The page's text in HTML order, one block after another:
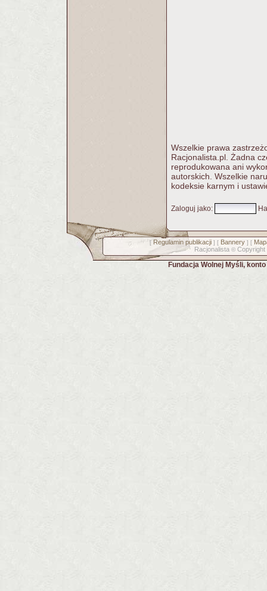
Wszelkie prawa
Racjonalista.pl. Żadna
reprodukowana ani
autorskich. Wszelkie
kodeksie karnym i
Zaloguj jako:
[ Regulamin publikacji] [ Bannery] [
Racjonalista © Copyright
Fundacja Wolnej Myśli,